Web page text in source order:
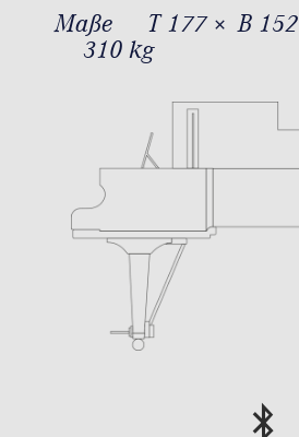
Maße T 177 × B 152
310 kg